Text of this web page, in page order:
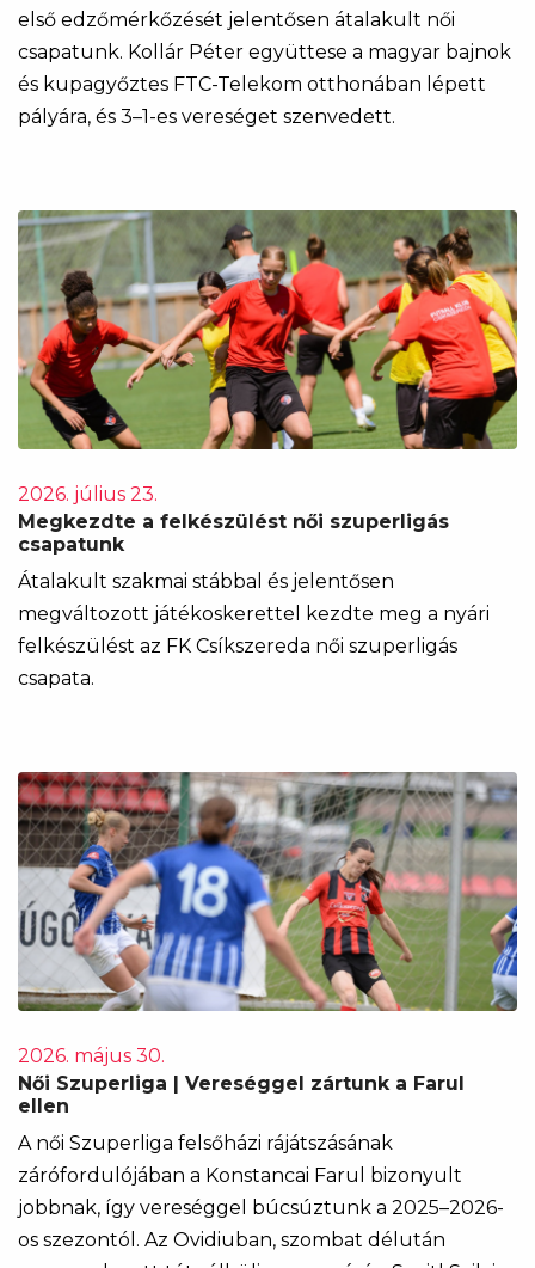
első edzőmérkőzését jelentősen átalakult női
csapatunk. Kollár Péter együttese a magyar bajnok
és kupagyőztes FTC-Telekom otthonában lépett
pályára, és 3–1-es vereséget szenvedett.
2026. július 23.
Megkezdte a felkészülést női szuperligás
csapatunk
Átalakult szakmai stábbal és jelentősen
megváltozott játékoskerettel kezdte meg a nyári
felkészülést az FK Csíkszereda női szuperligás
csapata.
2026. május 30.
Női Szuperliga | Vereséggel zártunk a Farul
ellen
A női Szuperliga felsőházi rájátszásának
zárófordulójában a Konstancai Farul bizonyult
jobbnak, így vereséggel búcsúztunk a 2025–2026-
os szezontól. Az Ovidiuban, szombat délután